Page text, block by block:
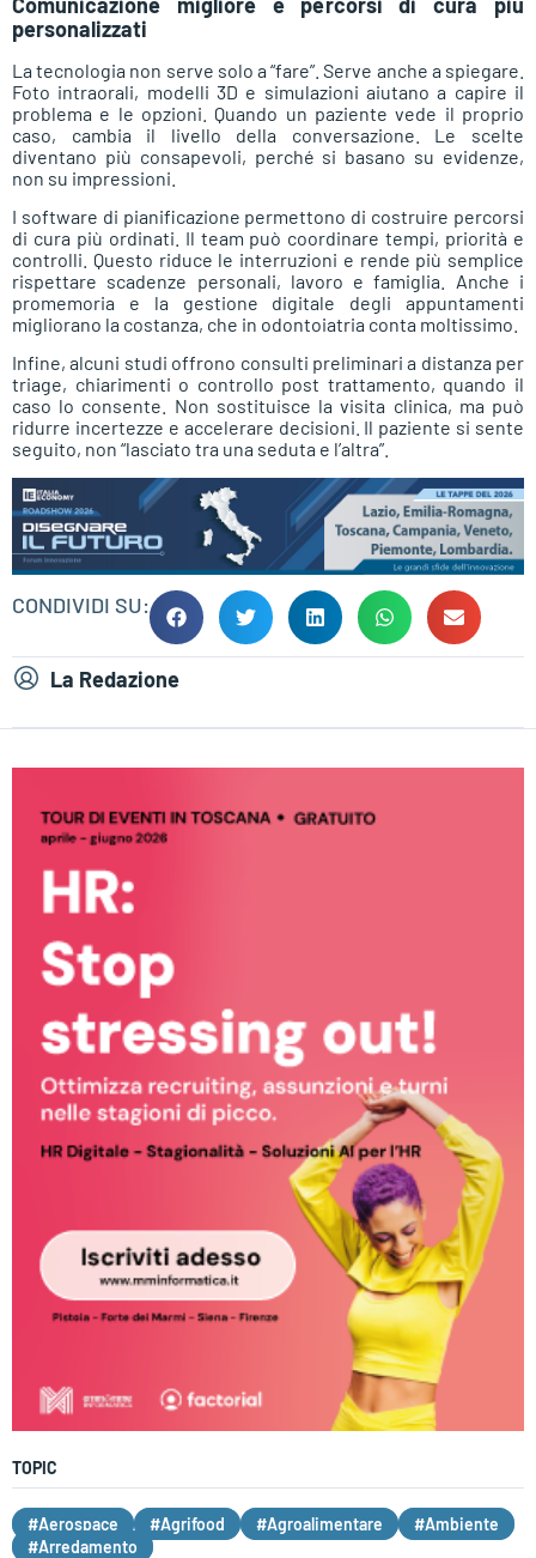
personalizzati
La tecnologia non serve solo a “fare”. Serve anche a spiegare.
Foto intraorali, modelli 3D e simulazioni aiutano a capire il
problema e le opzioni. Quando un paziente vede il proprio
caso, cambia il livello della conversazione. Le scelte
diventano più consapevoli, perché si basano su evidenze,
non su impressioni.
I software di pianificazione permettono di costruire percorsi
di cura più ordinati. Il team può coordinare tempi, priorità e
controlli. Questo riduce le interruzioni e rende più semplice
rispettare scadenze personali, lavoro e famiglia. Anche i
promemoria e la gestione digitale degli appuntamenti
migliorano la costanza, che in odontoiatria conta moltissimo.
Infine, alcuni studi offrono consulti preliminari a distanza per
triage, chiarimenti o controllo post trattamento, quando il
caso lo consente. Non sostituisce la visita clinica, ma può
ridurre incertezze e accelerare decisioni. Il paziente si sente
seguito, non “lasciato tra una seduta e l’altra”.
CONDIVIDI SU:
La Redazione
TOPIC
#Aerospace #Agrifood #Agroalimentare
#Ambiente
#Arredamento